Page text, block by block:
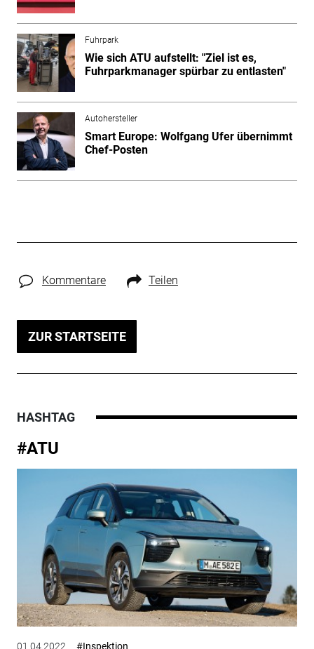
Fuhrpark
Wie sich ATU aufstellt: "Ziel ist es,
Fuhrparkmanager spürbar zu entlasten"
Autohersteller
Smart Europe: Wolfgang Ufer übernimmt
Chef-Posten
Kommentare Teilen
ZUR STARTSEITE
HASHTAG
#ATU
01.04.2022 #Inspektion